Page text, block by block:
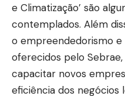
e Climatização’ são
contemplados. Além
o empreendedorismo e
oferecidos pelo
capacitar novos
eficiência dos negócios